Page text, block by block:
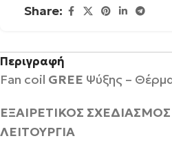
Share:
Περιγραφή
Fan coil GREE Ψύξης –
ΕΞΑΙΡΕΤΙΚΟΣ
ΛΕΙΤΟΥΡΓΙΑ